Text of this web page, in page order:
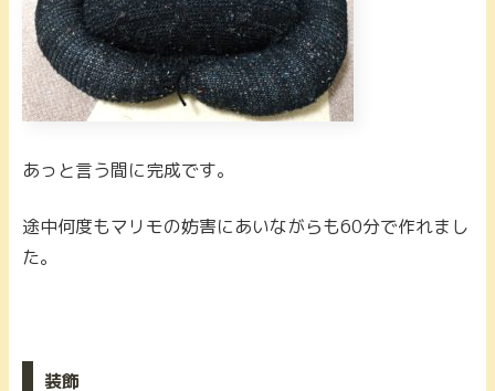
あっと言う間に完成です。
途中何度もマリモの妨害にあいながらも60分で作れまし
た。
装飾